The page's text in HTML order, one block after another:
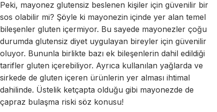
Peki, mayonez glutensiz beslenen kişiler için güvenilir bir
sos olabilir mi? Şöyle ki mayonezin içinde yer alan temel
bileşenler gluten içermiyor. Bu sayede mayonezler çoğu
durumda glutensiz diyet uygulayan bireyler için güvenilir
oluyor. Bununla birlikte bazı ek bileşenlerin dahil edildiği
tarifler gluten içerebiliyor. Ayrıca kullanılan yağlarda ve
sirkede de gluten içeren ürünlerin yer alması ihtimal
dahilinde. Üstelik ketçapta olduğu gibi mayonezde de
çapraz bulaşma riski söz konusu!